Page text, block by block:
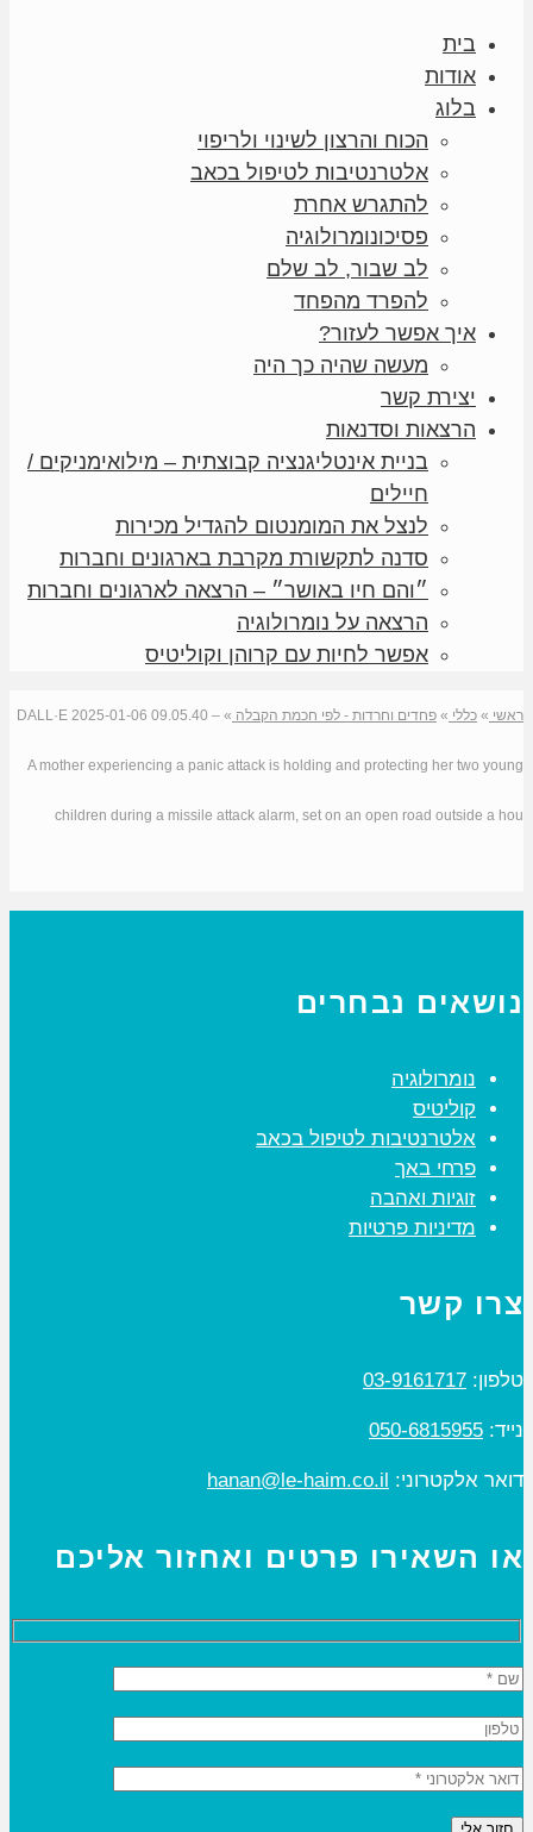
בית
אודות
בלוג
הכוח והרצון לשינוי ולריפוי
אלטרנטיבות לטיפול בכאב
להתגרש אחרת
פסיכונומרולוגיה
לב שבור, לב שלם
להפרד מהפחד
איך אפשר לעזור?
מעשה שהיה כך היה
יצירת קשר
הרצאות וסדנאות
בניית אינטליגנציה קבוצתית – מילואימניקים /
חיילים
לנצל את המומנטום להגדיל מכירות
סדנה לתקשורת מקרבת בארגונים וחברות
״והם חיו באושר״ – הרצאה לארגונים וחברות
הרצאה על נומרולוגיה
אפשר לחיות עם קרוהן וקוליטיס
ראשי » כללי » פחדים וחרדות - לפי חכמת הקבלה »
DALL·E 2025-01-06 09.05.40 –
A mother experiencing a panic attack is holding and protecting her two young
children during a missile attack alarm, set on an open road outside a hou
נושאים נבחרים
נומרולוגיה
קוליטיס
אלטרנטיבות לטיפול בכאב
פרחי באך
זוגיות ואהבה
מדיניות פרטיות
צרו קשר
טלפון: 03-9161717
נייד: 050-6815955
דואר אלקטרוני: hanan@le-haim.co.il
או השאירו פרטים ואחזור אליכם